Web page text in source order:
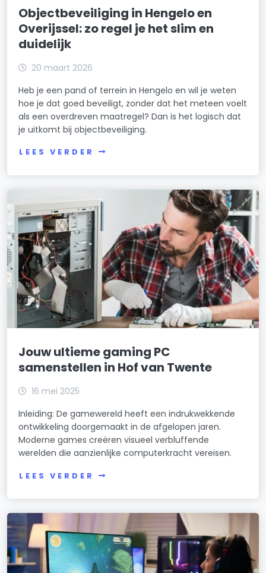
Objectbeveiliging in Hengelo en
Overijssel: zo regel je het slim en
duidelijk
20 maart 2026
Heb je een pand of terrein in Hengelo en wil je weten
hoe je dat goed beveiligt, zonder dat het meteen voelt
als een overdreven maatregel? Dan is het logisch dat
je uitkomt bij objectbeveiliging.
LEES VERDER
Jouw ultieme gaming PC
samenstellen in Hof van Twente
16 mei 2025
Inleiding: De gamewereld heeft een indrukwekkende
ontwikkeling doorgemaakt in de afgelopen jaren.
Moderne games creëren visueel verbluffende
werelden die aanzienlijke computerkracht vereisen.
LEES VERDER